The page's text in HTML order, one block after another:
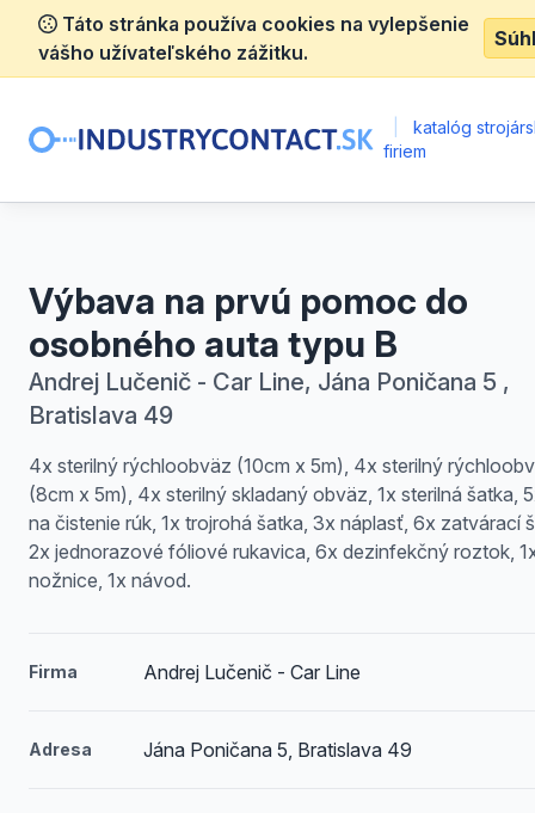
Táto stránka používa cookies na vylepšenie
vášho užívateľského zážitku.
katalóg
firiem
Výbava na prvú pomoc do
osobného auta typu B
Andrej Lučenič - Car Line, Jána Poničana 5 ,
Bratislava 49
4x sterilný rýchloobväz (10cm x 5m), 4x sterilný
(8cm x 5m), 4x sterilný skladaný obväz, 1x sterilná šatka,
na čistenie rúk, 1x trojrohá šatka, 3x náplasť, 6x zatvárací
2x jednorazové fóliové rukavica, 6x dezinfekčný roztok,
nožnice, 1x návod.
Firma Andrej Lučenič - Car Line
Adresa Jána Poničana 5, Bratislava 49